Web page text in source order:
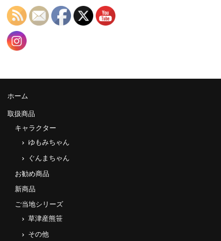
草津Tip店
ホーム
取扱商品
キャラクター
ゆもみちゃん
ぐんまちゃん
お勧め商品
新商品
ご当地シリーズ
草津産熊笹
その他